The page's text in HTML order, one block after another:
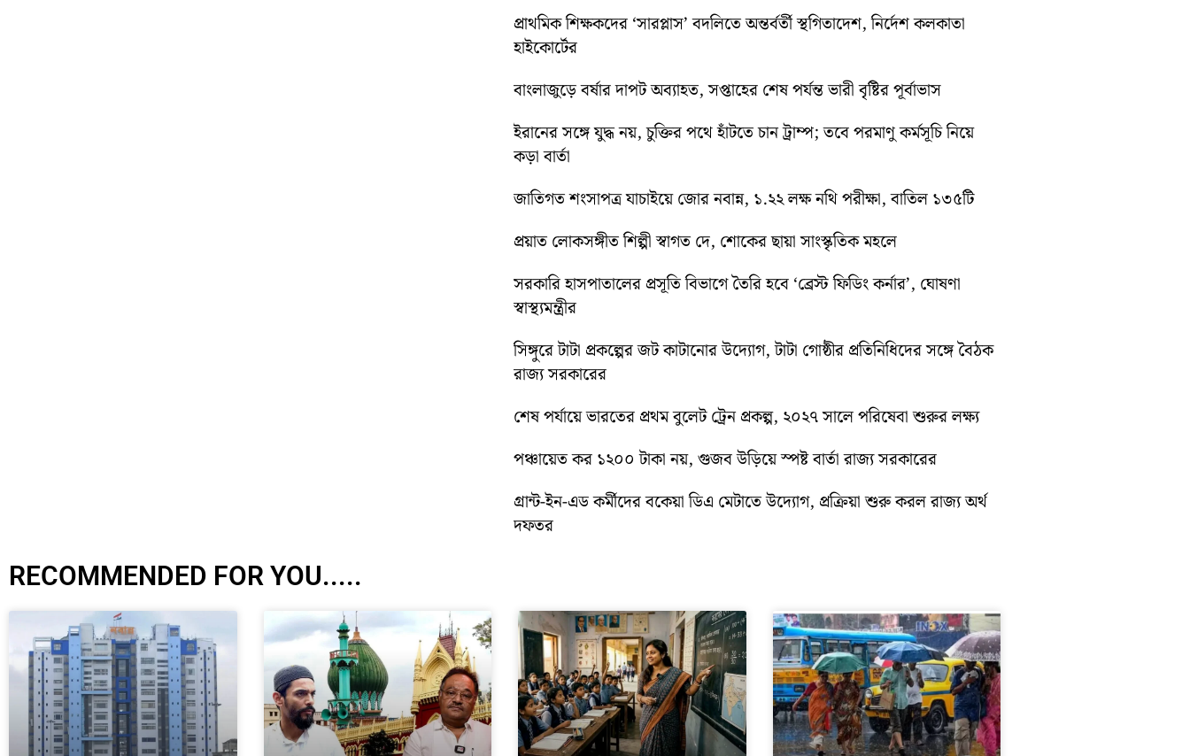
প্রাথমিক শিক্ষকদের ‘সারপ্লাস’ বদলিতে অন্তর্বর্তী স্থগিতাদেশ, নির্দেশ কলকাতা
হাইকোর্টের
বাংলাজুড়ে বর্ষার দাপট অব্যাহত, সপ্তাহের শেষ পর্যন্ত ভারী বৃষ্টির পূর্বাভাস
ইরানের সঙ্গে যুদ্ধ নয়, চুক্তির পথে হাঁটতে চান ট্রাম্প; তবে পরমাণু কর্মসূচি নিয়ে
কড়া বার্তা
জাতিগত শংসাপত্র যাচাইয়ে জোর নবান্ন, ১.২২ লক্ষ নথি পরীক্ষা, বাতিল ১৩৫টি
প্রয়াত লোকসঙ্গীত শিল্পী স্বাগত দে, শোকের ছায়া সাংস্কৃতিক মহলে
সরকারি হাসপাতালের প্রসূতি বিভাগে তৈরি হবে ‘ব্রেস্ট ফিডিং কর্নার’, ঘোষণা
স্বাস্থ্যমন্ত্রীর
সিঙ্গুরে টাটা প্রকল্পের জট কাটানোর উদ্যোগ, টাটা গোষ্ঠীর প্রতিনিধিদের সঙ্গে বৈঠক
রাজ্য সরকারের
শেষ পর্যায়ে ভারতের প্রথম বুলেট ট্রেন প্রকল্প, ২০২৭ সালে পরিষেবা শুরুর লক্ষ্য
পঞ্চায়েত কর ১২০০ টাকা নয়, গুজব উড়িয়ে স্পষ্ট বার্তা রাজ্য সরকারের
গ্রান্ট-ইন-এড কর্মীদের বকেয়া ডিএ মেটাতে উদ্যোগ, প্রক্রিয়া শুরু করল রাজ্য অর্থ
দফতর
RECOMMENDED FOR YOU.....